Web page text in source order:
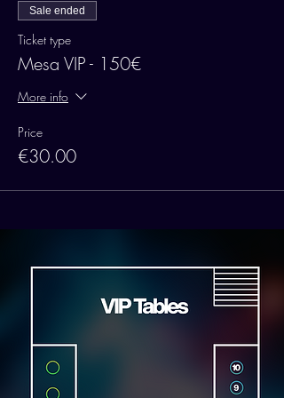
Sale ended
Ticket type
Mesa VIP - 150€
More info
Price
€30.00